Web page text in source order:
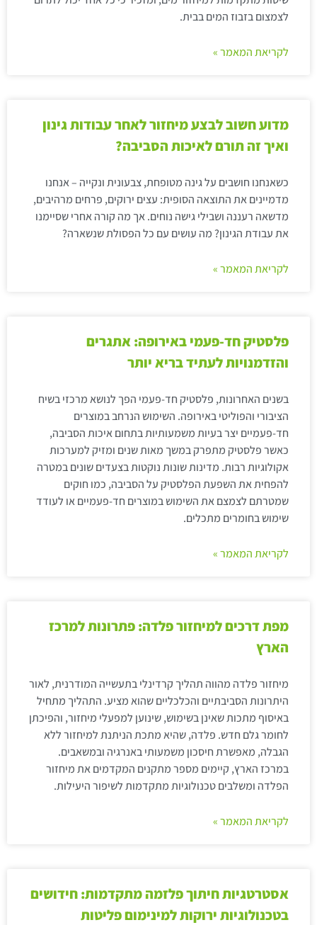
לצמצום בזבוז המים בבית.
לקריאת המאמר »
מדוע חשוב לבצע מיחזור לאחר עבודות גינון
ואיך זה תורם לאיכות הסביבה?
כשאנחנו חושבים על גינה מטופחת, צבעונית ונקייה – אנחנו
מדמיינים את התוצאה הסופית: עצים ירוקים, פרחים מרהיבים,
מדשאה רעננה ושבילי גישה נוחים. אך מה קורה אחרי שסיימנו
את עבודת הגינון? מה עושים עם כל הפסולת שנשארה?
לקריאת המאמר »
פלסטיק חד-פעמי באירופה: אתגרים
והזדמנויות לעתיד בריא יותר
בשנים האחרונות, פלסטיק חד-פעמי הפך לנושא מרכזי בשיח
הציבורי והפוליטי באירופה. השימוש הנרחב במוצרים
חד-פעמיים יצר בעיות משמעותיות בתחום איכות הסביבה,
כאשר פלסטיק מתפרק במשך מאות שנים ומזיק למערכות
אקולוגיות רבות. מדינות שונות נוקטות בצעדים שונים במטרה
להפחית את השפעת הפלסטיק על הסביבה, כמו חוקים
שמטרתם לצמצם את השימוש במוצרים חד-פעמיים או לעודד
שימוש בחומרים מתכלים.
לקריאת המאמר »
מפת דרכים למיחזור פלדה: פתרונות למרכז
הארץ
מיחזור פלדה מהווה תהליך קרדינלי בתעשייה המודרנית, לאור
היתרונות הסביבתיים והכלכליים שהוא מציע. התהליך מתחיל
באיסוף מתכות שאינן בשימוש, שינוען למפעלי מיחזור, והפיכתן
לחומר גלם חדש. פלדה, שהיא מתכת הניתנת למיחזור ללא
הגבלה, מאפשרת חיסכון משמעותי באנרגיה ובמשאבים.
במרכז הארץ, קיימים מספר מתקנים המקדמים את מיחזור
הפלדה ומשלבים טכנולוגיות מתקדמות לשיפור היעילות.
לקריאת המאמר »
אסטרטגיות חיתוך פלזמה מתקדמות: חידושים
בטכנולוגיות ירוקות למינימום פליטות